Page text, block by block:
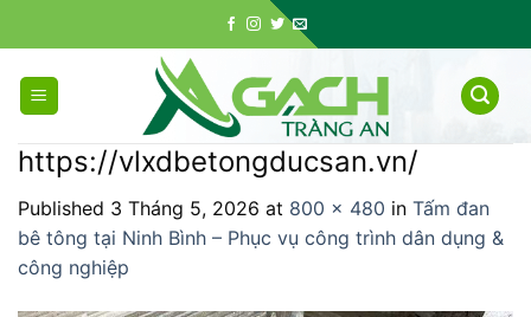
to
content
https://vlxdbetongducsan.vn/
Published 3 Tháng 5, 2026 at 800 × 480 in Tấm đan
bê tông tại Ninh Bình – Phục vụ công trình dân dụng &
công nghiệp